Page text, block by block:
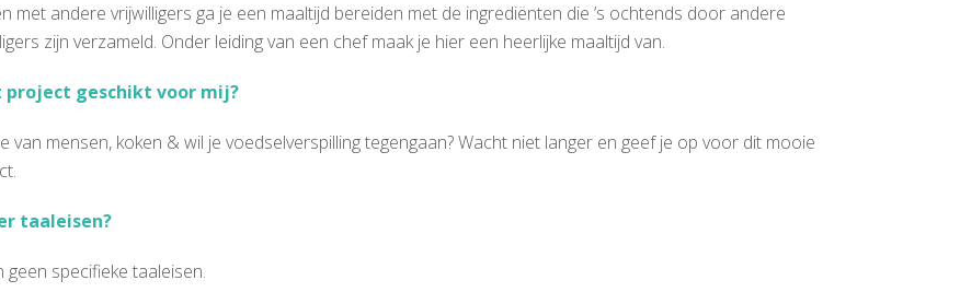
met andere vrijwilligers ga je een maaltijd bereiden met de ingrediënten die ’s ochtends door andere
zijn verzameld. Onder leiding van een chef maak je hier een heerlijke maaltijd van.
project geschikt voor mij?
van mensen, koken & wil je voedselverspilling tegengaan? Wacht niet langer en geef je op voor dit mooie
taaleisen?
geen specifieke taaleisen.